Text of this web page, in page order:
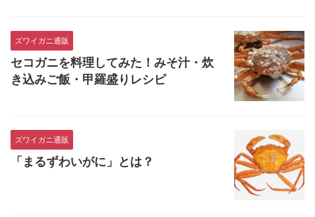
ズワイガニ通販
セコガニを料理してみた！みそ汁・炊
き込みご飯・甲羅盛りレシピ
ズワイガニ通販
「まるずわいがに」とは？